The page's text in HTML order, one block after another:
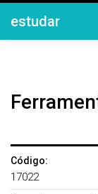
Navegação
estudar
Código:
17022